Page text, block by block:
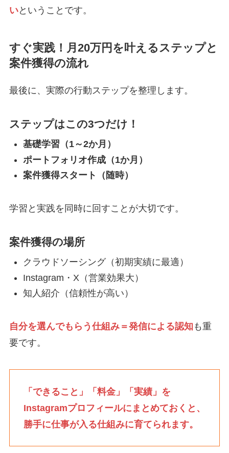
いということです。
すぐ実践！月20万円を叶えるステップと
案件獲得の流れ
最後に、実際の行動ステップを整理します。
ステップはこの3つだけ！
基礎学習（1～2か月）
ポートフォリオ作成（1か月）
案件獲得スタート（随時）
学習と実践を同時に回すことが大切です。
案件獲得の場所
クラウドソーシング（初期実績に最適）
Instagram・X（営業効果大）
知人紹介（信頼性が高い）
自分を選んでもらう仕組み＝発信による認知 も重
要です。
「できること」「料金」「実績」を
Instagramプロフィールにまとめておくと、
勝手に仕事が入る仕組みに育てられます。